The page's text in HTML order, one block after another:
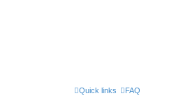
Quick links FAQ